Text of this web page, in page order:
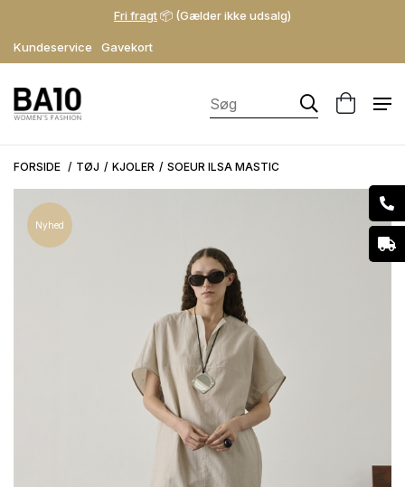
Kundeservice Gavekort
Fri fragt📦 (Gælder ikke udsalg)
FORSIDE TØJ KJOLER SOEUR ILSA MASTIC
Nyhed